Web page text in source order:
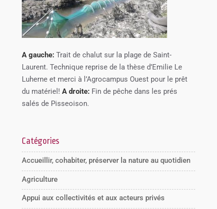
A gauche:Trait de chalut sur la plage de Saint-
Laurent. Technique reprise de la thèse d’Emilie Le
Luherne et merci à l’Agrocampus Ouest pour le prêt
du matériel! A droite:Fin de pêche dans les prés
salés de Pisseoison.
Catégories
Accueillir, cohabiter, préserver la nature au quotidien
Agriculture
Appui aux collectivités et aux acteurs privés